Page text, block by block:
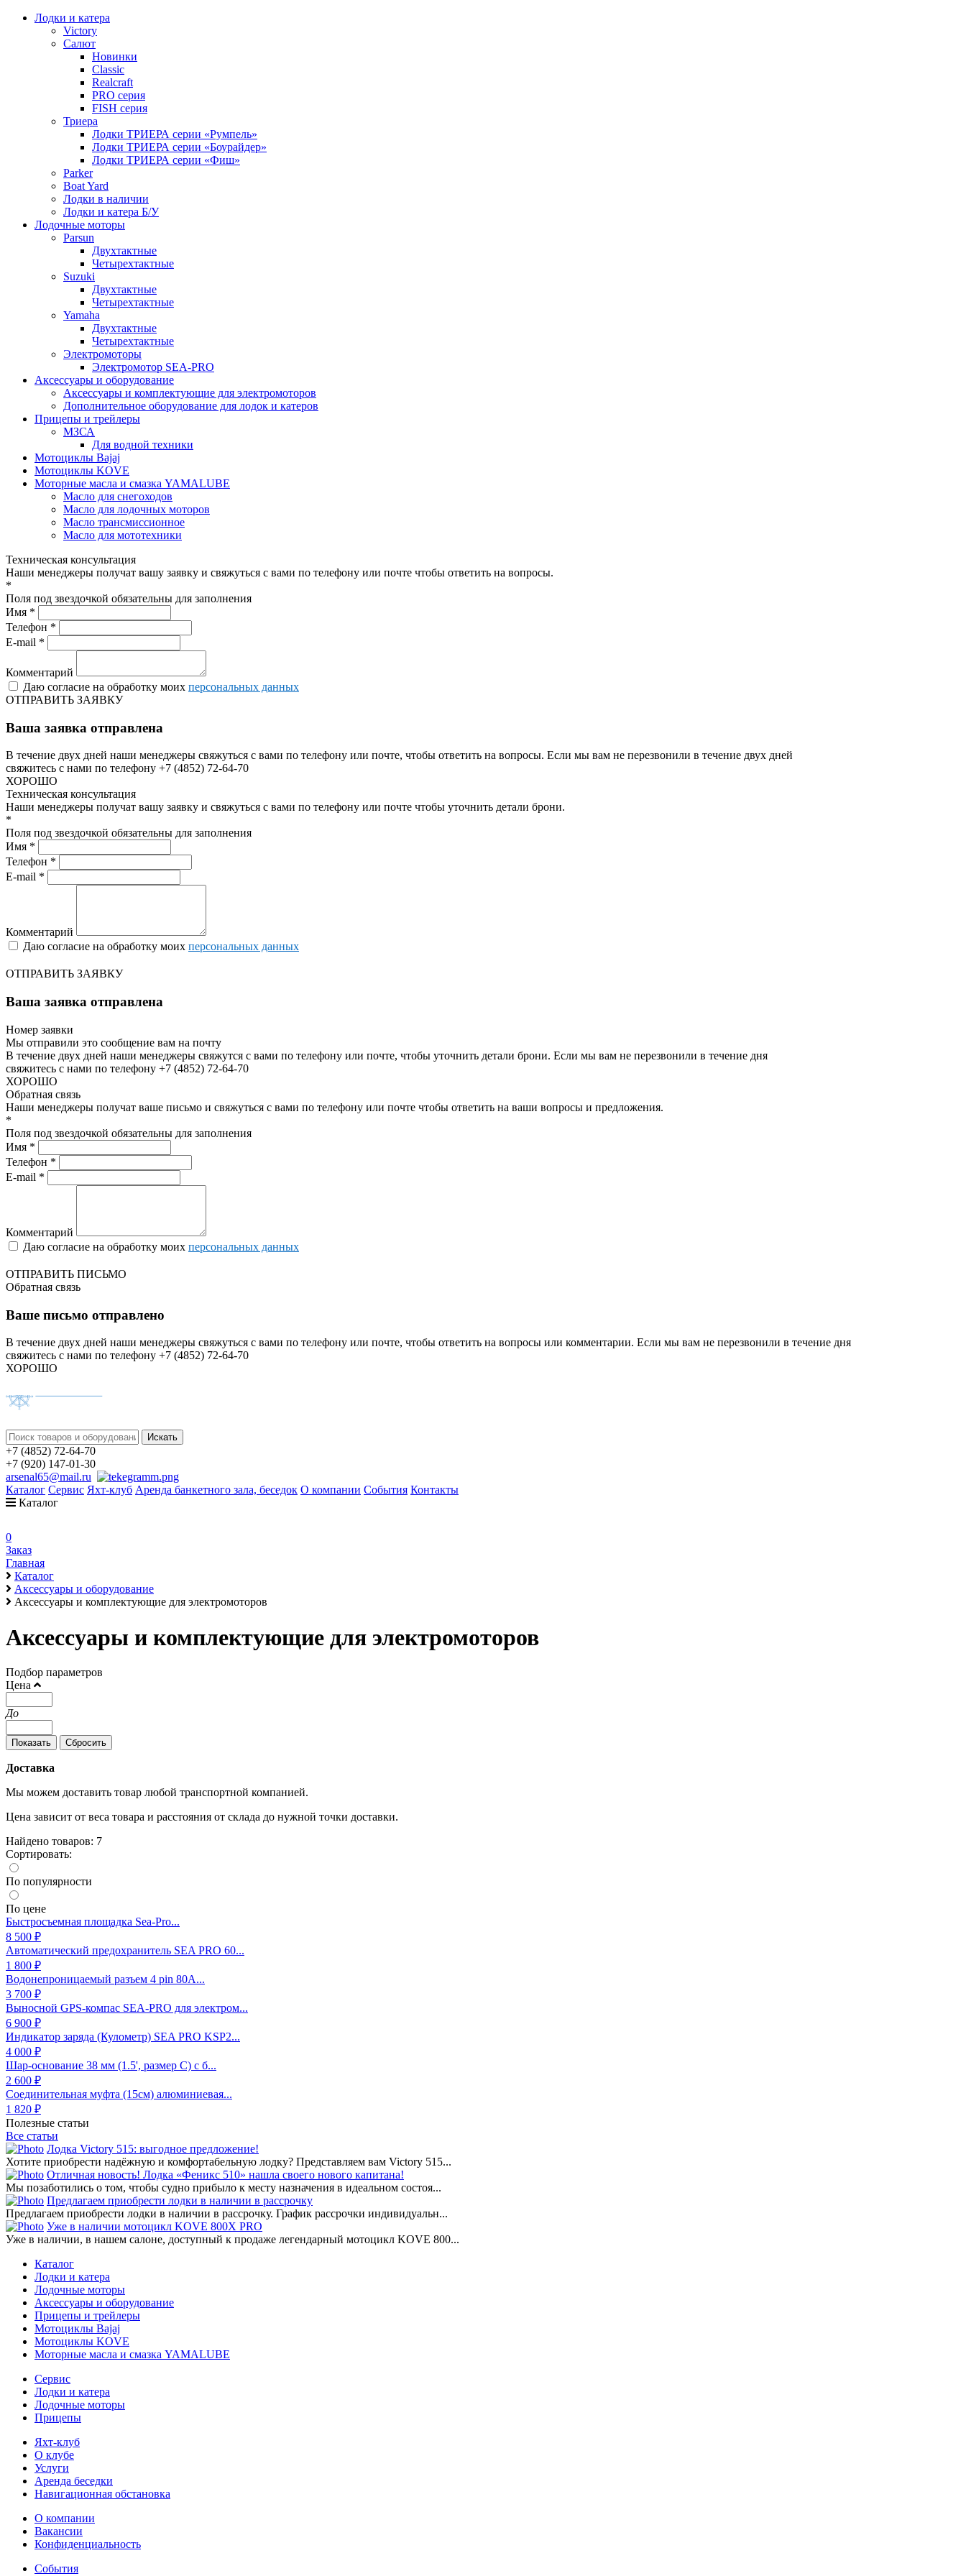
Лодки и катера
Victory
Салют
Новинки
Classic
Realcraft
PRO серия
FISH серия
Триера
Лодки ТРИЕРА серии «Румпель»
Лодки ТРИЕРА серии «Боурайдер»
Лодки ТРИЕРА серии «Фиш»
Parker
Boat Yard
Лодки в наличии
Лодки и катера Б/У
Лодочные моторы
Parsun
Двухтактные
Четырехтактные
Suzuki
Двухтактные
Четырехтактные
Yamaha
Двухтактные
Четырехтактные
Электромоторы
Электромотор SEA-PRO
Аксессуары и оборудование
Аксессуары и комплектующие для электромоторов
Дополнительное оборудование для лодок и катеров
Прицепы и трейлеры
МЗСА
Для водной техники
Мотоциклы Bajaj
Мотоциклы KOVE
Моторные масла и смазка YAMALUBE
Масло для снегоходов
Масло для лодочных моторов
Масло трансмиссионное
Масло для мототехники
Техническая консультация
Наши менеджеры получат вашу заявку и свяжуться с вами по телефону или почте чтобы ответить на вопросы.
*
Поля под звездочкой обязательны для заполнения
Имя *
Телефон *
E-mail *
Комментарий
Даю согласие на обработку моих персональных данных
ОТПРАВИТЬ ЗАЯВКУ
Ваша заявка отправлена
В течение двух дней наши менеджеры свяжуться с вами по телефону или почте, чтобы ответить на вопросы. Если мы вам не перезвонили в течение двух дней
свяжитесь с нами по телефону +7 (4852) 72-64-70
ХОРОШО
Техническая консультация
Наши менеджеры получат вашу заявку и свяжуться с вами по телефону или почте чтобы уточнить детали брони.
*
Поля под звездочкой обязательны для заполнения
Имя *
Телефон *
E-mail *
Комментарий
Даю согласие на обработку моих персональных данных
ОТПРАВИТЬ ЗАЯВКУ
Ваша заявка отправлена
Номер заявки
Мы отправили это сообщение вам на почту
В течение двух дней наши менеджеры свяжутся с вами по телефону или почте, чтобы уточнить детали брони. Если мы вам не перезвонили в течение дня
свяжитесь с нами по телефону +7 (4852) 72-64-70
ХОРОШО
Обратная связь
Наши менеджеры получат ваше письмо и свяжуться с вами по телефону или почте чтобы ответить на ваши вопросы и предложения.
*
Поля под звездочкой обязательны для заполнения
Имя *
Телефон *
E-mail *
Комментарий
Даю согласие на обработку моих персональных данных
ОТПРАВИТЬ ПИСЬМО
Обратная связь
Ваше письмо отправлено
В течение двух дней наши менеджеры свяжуться с вами по телефону или почте, чтобы ответить на вопросы или комментарии. Если мы вам не перезвонили в течение дня
свяжитесь с нами по телефону +7 (4852) 72-64-70
ХОРОШО
+7 (4852) 72-64-70
+7 (920) 147-01-30
arsenal65@mail.ru
Каталог Сервис Яхт-клуб Аренда банкетного зала, беседок О компании События Контакты
Каталог
0
Заказ
Главная
Каталог
Аксессуары и оборудование
Аксессуары и комплектующие для электромоторов
Аксессуары и комплектующие для электромоторов
Подбор параметров
Цена
До
Доставка
Мы можем доставить товар любой транспортной компанией.
Цена зависит от веса товара и расстояния от склада до нужной точки доставки.
Найдено товаров: 7
Сортировать:
По популярности
По цене
Быстросъемная площадка Sea-Pro...
8 500 ₽
Автоматический предохранитель SEA PRO 60...
1 800 ₽
Водонепроницаемый разъем 4 pin 80А...
3 700 ₽
Выносной GPS-компас SEA-PRO для электром...
6 900 ₽
Индикатор заряда (Кулометр) SEA PRO KSP2...
4 000 ₽
Шар-основание 38 мм (1.5', размер C) с б...
2 600 ₽
Соединительная муфта (15см) алюминиевая...
1 820 ₽
Полезные статьи
Все статьи
Лодка Victory 515: выгодное предложение!
Хотите приобрести надёжную и комфортабельную лодку? Представляем вам Victory 515...
Отличная новость! Лодка «Феникс 510» нашла своего нового капитана!
Мы позаботились о том, чтобы судно прибыло к месту назначения в идеальном состоя...
Предлагаем приобрести лодки в наличии в рассрочку
Предлагаем приобрести лодки в наличии в рассрочку. График рассрочки индивидуальн...
Уже в наличии мотоцикл KOVE 800X PRO
Уже в наличии, в нашем салоне, доступный к продаже легендарный мотоцикл KOVE 800...
Каталог
Лодки и катера
Лодочные моторы
Аксессуары и оборудование
Прицепы и трейлеры
Мотоциклы Bajaj
Мотоциклы KOVE
Моторные масла и смазка YAMALUBE
Сервис
Лодки и катера
Лодочные моторы
Прицепы
Яхт-клуб
О клубе
Услуги
Аренда беседки
Навигационная обстановка
О компании
Вакансии
Конфиденциальность
События